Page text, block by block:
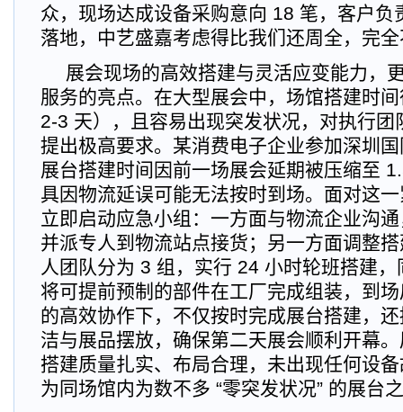
众，现场达成设备采购意向 18 笔，客户负
落地，中艺盛嘉考虑得比我们还周全，完
展会现场的高效搭建与灵活应变能力，
服务的亮点。在大型展会中，场馆搭建时
2-3 天），且容易出现突发状况，对执行团
提出极高要求。某消费电子企业参加深圳
展台搭建时间因前一场展会延期被压缩至
具因物流延误可能无法按时到场。面对这
立即启动应急小组：一方面与物流企业沟
并派专人到物流站点接货；另一方面调整
人团队分为 3 组，实行 24 小时轮班搭建
将可提前预制的部件在工厂完成组装，到
的高效协作下，不仅按时完成展台搭建，
洁与展品摆放，确保第二天展会顺利开幕
搭建质量扎实、布局合理，未出现任何设
为同场馆内为数不多 “零突发状况” 的展台